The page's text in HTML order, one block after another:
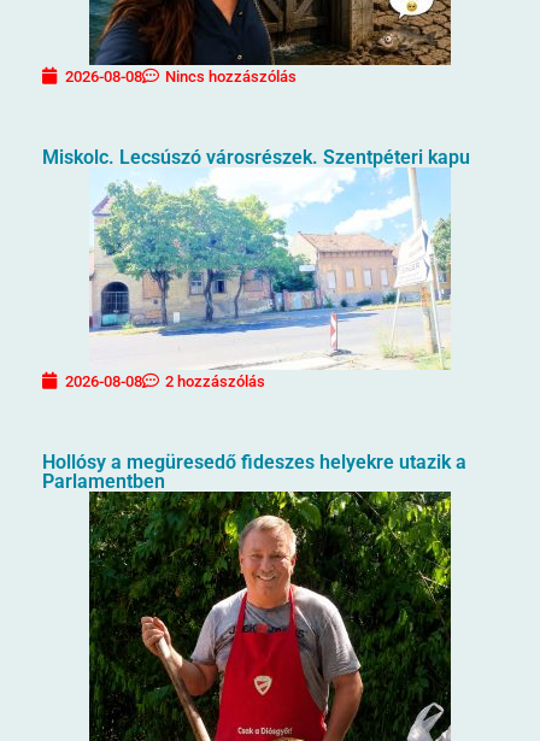
2026-08-08 Nincs hozzászólás
Miskolc. Lecsúszó városrészek. Szentpéteri kapu
2026-08-08 2 hozzászólás
Hollósy a megüresedő fideszes helyekre utazik a
Parlamentben